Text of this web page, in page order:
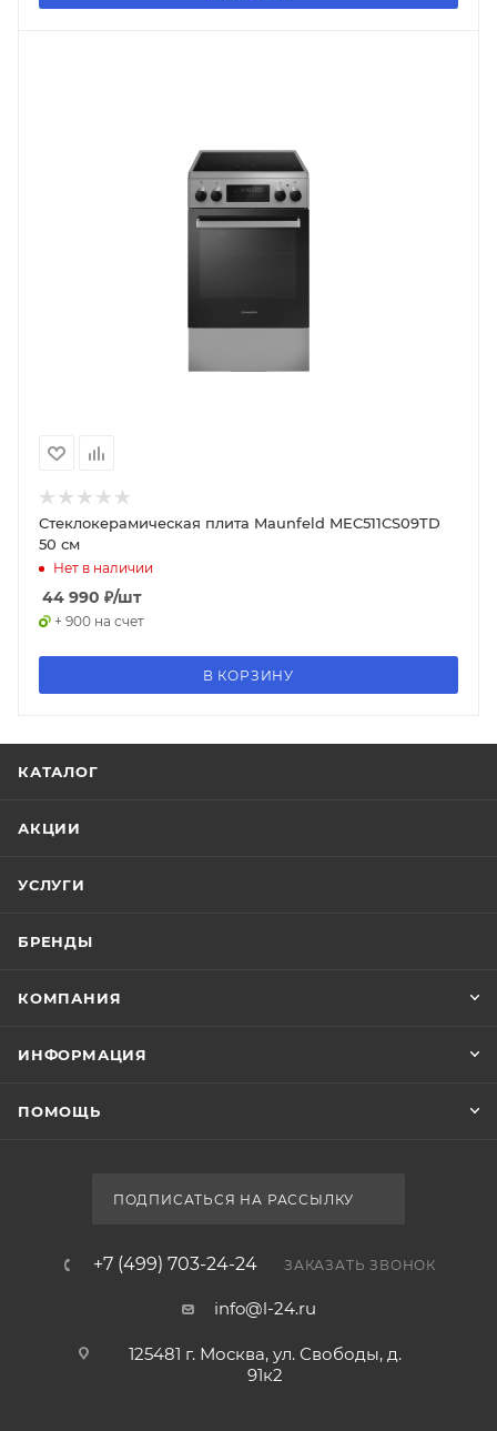
Стеклокерамическая плита Maunfeld MEC511CS09TD
50 см
Нет в наличии
44 990 ₽/шт
+ 900 на счет
В КОРЗИНУ
КАТАЛОГ
АКЦИИ
УСЛУГИ
БРЕНДЫ
КОМПАНИЯ
ИНФОРМАЦИЯ
ПОМОЩЬ
ПОДПИСАТЬСЯ НА РАССЫЛКУ
+7 (499) 703-24-24 ЗАКАЗАТЬ ЗВОНОК
info@l-24.ru
125481 г. Москва, ул. Свободы, д.
91к2